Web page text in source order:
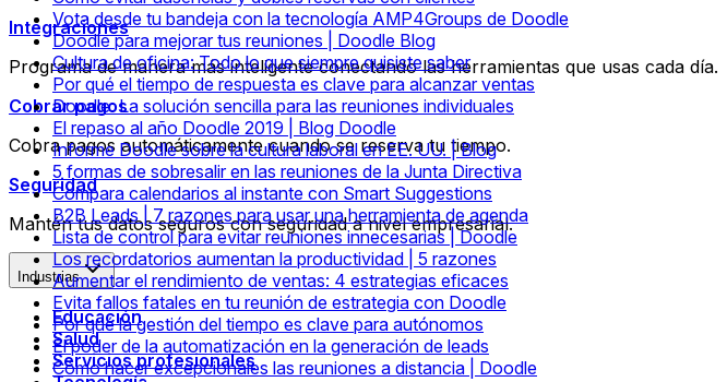
Integraciones
Programa de manera más inteligente conectando las herramientas que usas cada día.
Cobrar pagos
Cobra pagos automáticamente cuando se reserva tu tiempo.
Seguridad
Mantén tus datos seguros con seguridad a nivel empresarial.
Industrias
Educación
Salud
Servicios profesionales
Vota desde tu bandeja con la tecnología AMP4Groups de Doodle
Doodle para mejorar tus reuniones | Doodle Blog
Cultura de oficina: Todo lo que siempre quisiste saber
Por qué el tiempo de respuesta es clave para alcanzar ventas
Doodle: La solución sencilla para las reuniones individuales
El repaso al año Doodle 2019 | Blog Doodle
Informe Doodle sobre la cultura laboral en EE. UU. | Blog
5 formas de sobresalir en las reuniones de la Junta Directiva
Compara calendarios al instante con Smart Suggestions
B2B Leads | 7 razones para usar una herramienta de agenda
Lista de control para evitar reuniones innecesarias | Doodle
Los recordatorios aumentan la productividad | 5 razones
Aumentar el rendimiento de ventas: 4 estrategias eficaces
Evita fallos fatales en tu reunión de estrategia con Doodle
Por qué la gestión del tiempo es clave para autónomos
El poder de la automatización en la generación de leads
Cómo hacer excepcionales las reuniones a distancia | Doodle